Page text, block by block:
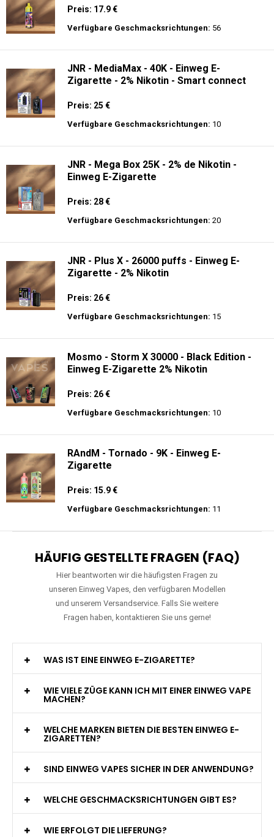
Preis: 17.9 €
Verfügbare Geschmacksrichtungen: 56
JNR - MediaMax - 40K - Einweg E-
Zigarette - 2% Nikotin - Smart connect
Preis: 25 €
Verfügbare Geschmacksrichtungen: 10
JNR - Mega Box 25K - 2% de Nikotin -
Einweg E-Zigarette
Preis: 28 €
Verfügbare Geschmacksrichtungen: 20
JNR - Plus X - 26000 puffs - Einweg E-
Zigarette - 2% Nikotin
Preis: 26 €
Verfügbare Geschmacksrichtungen: 15
Mosmo - Storm X 30000 - Black Edition -
Einweg E-Zigarette 2% Nikotin
Preis: 26 €
Verfügbare Geschmacksrichtungen: 10
RAndM - Tornado - 9K - Einweg E-
Zigarette
Preis: 15.9 €
Verfügbare Geschmacksrichtungen: 11
HÄUFIG GESTELLTE FRAGEN (FAQ)
Hier beantworten wir die häufigsten Fragen zu
unseren Einweg Vapes, den verfügbaren Modellen
und unserem Versandservice. Falls Sie weitere
Fragen haben, kontaktieren Sie uns gerne!
WAS IST EINE EINWEG E-ZIGARETTE?
WIE VIELE ZÜGE KANN ICH MIT EINER EINWEG VAPE
MACHEN?
WELCHE MARKEN BIETEN DIE BESTEN EINWEG E-
ZIGARETTEN?
SIND EINWEG VAPES SICHER IN DER ANWENDUNG?
WELCHE GESCHMACKSRICHTUNGEN GIBT ES?
WIE ERFOLGT DIE LIEFERUNG?